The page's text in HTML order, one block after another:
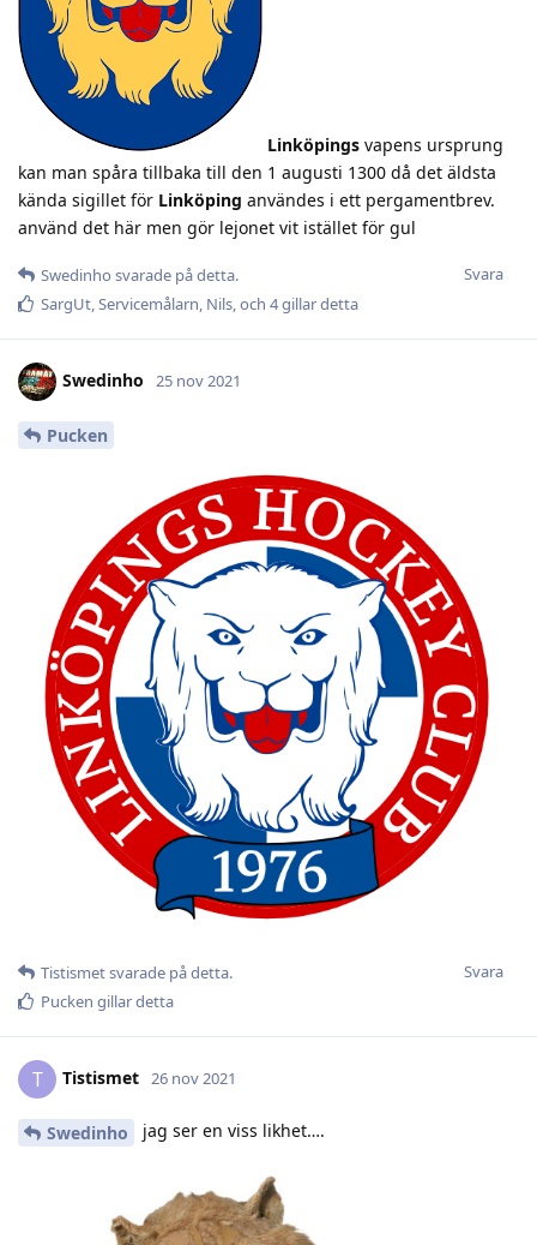
Linköpings vapens ursprung
kan man spåra tillbaka till den 1 augusti 1300 då det äldsta
kända sigillet för Linköping användes i ett pergamentbrev.
använd det här men gör lejonet vit istället för gul
Svara
Swedinho svarade på detta.
SargUt,Servicemålarn, Nils, och 4gillar detta
Swedinho 25 nov 2021
Pucken
Svara
Tistismetsvarade på detta.
Pucken gillar detta
T Tistismet 26 nov 2021
Swedinho jag ser en viss likhet….